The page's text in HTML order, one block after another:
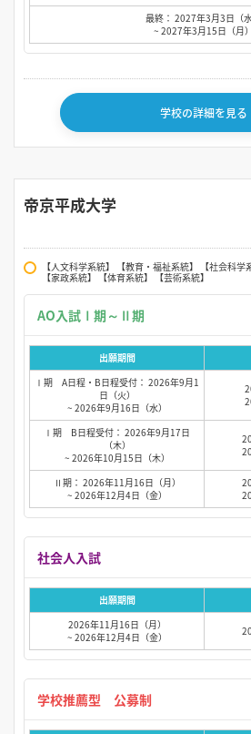
最終： 2027年3月3日（水
~ 2027年3月15日（月）
学校の詳細を見る
帝京平成大学
【人文科学系統】 【教育・福祉系統】 【社会科学
【家政系統】 【体育系統】 【芸術系統】
出願期間
Ⅰ期 A日程・B日程受付： 2026年9月1
日（火）
~ 2026年9月16日（水）
Ⅰ期 B日程受付： 2026年9月17日
（木）
~ 2026年10月15日（木）
Ⅱ期： 2026年11月16日（月）
~ 2026年12月4日（金）
出願期間
2026年11月16日（月）
~ 2026年12月4日（金）